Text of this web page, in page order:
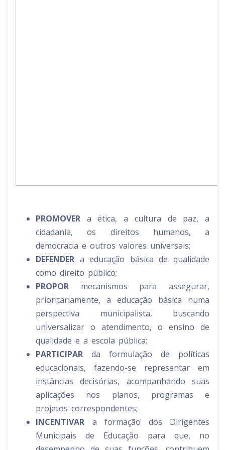
PROMOVER a ética, a cultura de paz, a
cidadania, os direitos humanos, a
democracia e outros valores universais;
DEFENDER a educação básica de qualidade
como direito público;
PROPOR mecanismos para assegurar,
prioritariamente, a educação básica numa
perspectiva municipalista, buscando
universalizar o atendimento, o ensino de
qualidade e a escola pública;
PARTICIPAR da formulação de políticas
educacionais, fazendo-se representar em
instâncias decisórias, acompanhando suas
aplicações nos planos, programas e
projetos correspondentes;
INCENTIVAR a formação dos Dirigentes
Municipais de Educação para que, no